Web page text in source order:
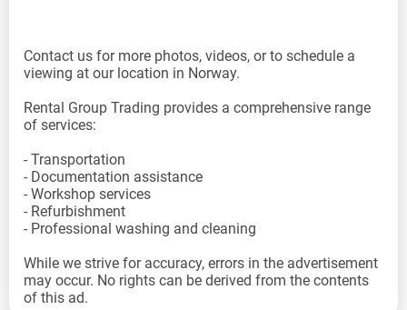
Contact us for more photos, videos, or to schedule a
viewing at our location in Norway.
Rental Group Trading provides a comprehensive range
of services:
- Transportation
- Documentation assistance
- Workshop services
- Refurbishment
- Professional washing and cleaning
While we strive for accuracy, errors in the advertisement
may occur. No rights can be derived from the contents
of this ad.